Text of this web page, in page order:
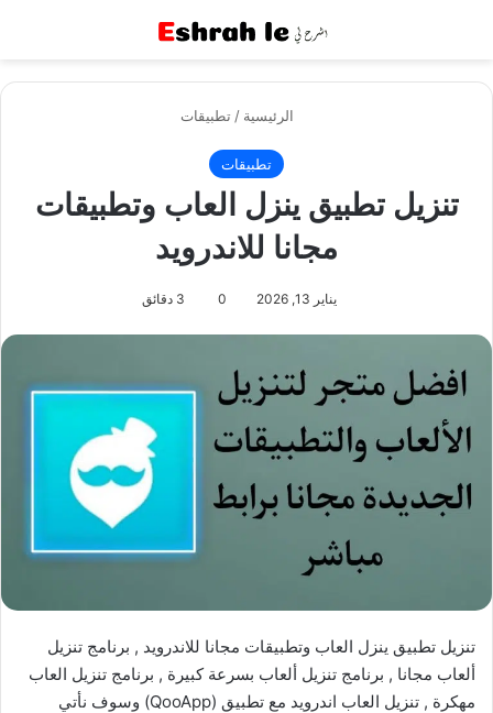
الرئيسية / تطبيقات
تطبيقات
تنزيل تطبيق ينزل العاب وتطبيقات
مجانا للاندرويد
يناير 13, 2026 0
تنزيل تطبيق ينزل العاب وتطبيقات مجانا للاندرويد , برنامج تنزيل
ألعاب مجانا , برنامج تنزيل ألعاب بسرعة كبيرة , برنامج تنزيل العاب
مهكرة , تنزيل العاب اندرويد مع تطبيق (QooApp) وسوف نأتي